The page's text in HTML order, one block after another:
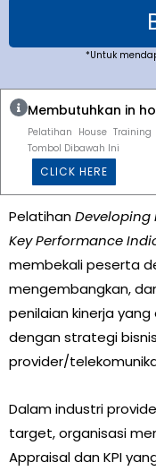
*Untuk
Membutuhkan in
Pelatihan House
Tombol Dibawah Ini
CLICK HERE
PelatihanDeveloping
Key Performance
membekali peserta
mengembangkan,
penilaian kinerja
dengan strategi
provider/
Dalam industri
target, organisasi
Appraisal dan KPI